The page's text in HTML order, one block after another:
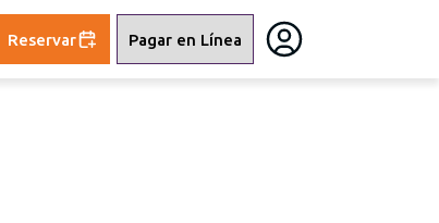
Reservar Pagar en Línea